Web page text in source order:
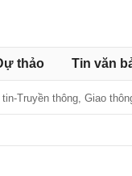
thảo Tin văn
Truyền thông, Giao